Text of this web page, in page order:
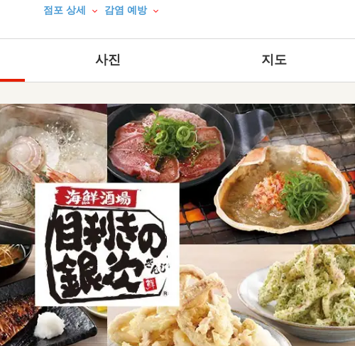
점포 상세
감염 예방
사진 지도